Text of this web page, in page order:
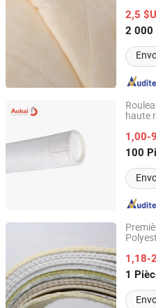
2,5
2 000
Shandong, China
haute
1,00-
100
Jiangsu Aokai
Jiangsu, China
1,18-
1
Shanghai Sffiltech Co., Ltd.
Shanghai, China